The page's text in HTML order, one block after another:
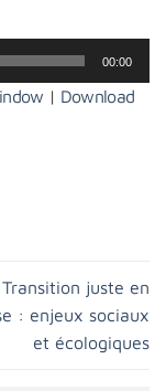
00:00
| Download
Transition juste en
: enjeux sociaux
et écologiques